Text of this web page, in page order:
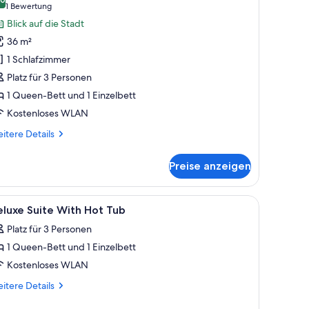
von 10
1 Bewertung
(1
Bewertung)
Blick auf die Stadt
36 m²
1 Schlafzimmer
Platz für 3 Personen
1 Queen-Bett und 1 Einzelbett
Kostenloses WLAN
Details
Preise anzeigen
Ein modernes Schlafzimmer mit einem
3 Suite With Hot Tub
Platz für 3 Personen
1 Queen-Bett und 1 Einzelbett
Kostenloses WLAN
Details